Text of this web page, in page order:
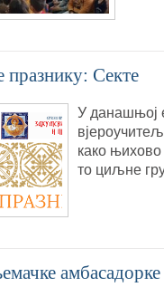
празнику: Секте
У данашњој
како
то циљне